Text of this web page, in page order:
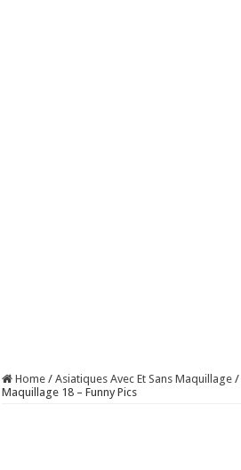
Home / Asiatiques Avec Et Sans Maquillage /
Maquillage 18 – Funny Pics